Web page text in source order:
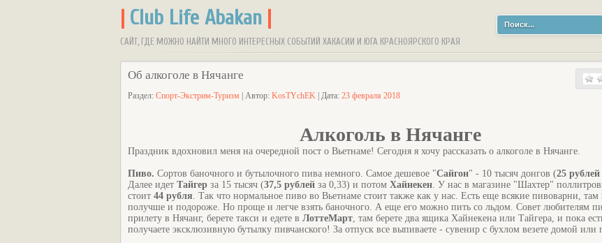
Club Life Abakan
САЙТ, ГДЕ МОЖНО НАЙТИ МНОГО ИНТЕРЕСНЫХ СОБЫТИЙ ХАКАСИИ И ЮГА КРАСНОЯРСКОГО КРАЯ
Об алкоголе в Нячанге
Раздел: Спорт-Экстрим-Туризм | Автор: KosTYchEK | Дата: 23 февраля 2018
Алкоголь в Нячанге
Праздник вдохновил меня на очередной пост о Вьетнаме! Сегодня я хочу рассказать о алкоголе в Нячанге.
Пиво. Сортов баночного и бутылочного пива немного. Самое дешевое "Сайгон" - 10 тысяч донгов (25 рублей
Далее идет Тайгер за 15 тысяч (37,5 рублей за 0,33) и потом Хайнекен. У нас в магазине "Шахтер"
стоит 44 рубля. Так что нормальное пиво во Вьетнаме стоит также как у нас. Есть еще всякие пивоварни, там
получше и подороже. Но проще и легче взять баночного. А еще его можно пить со льдом. Совет любителям
прилету в Нячанг, берете такси и едете в ЛоттеМарт, там берете два ящика Хайнекена или Тайгера, и пока
получаете эксклюзивную бутылку пивчанского! За отпуск все выпиваете - сувенир с бухлом везете домой или